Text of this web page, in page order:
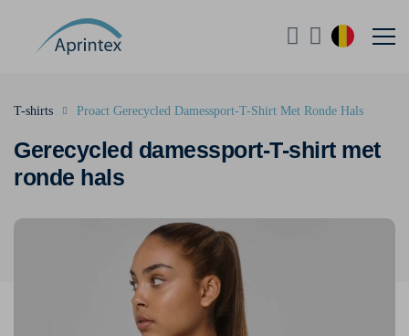
Gerecycled damessport-T-shirt met
ronde hals
T-shirts Proact Gerecycled Damessport-T-Shirt Met Ronde Hals